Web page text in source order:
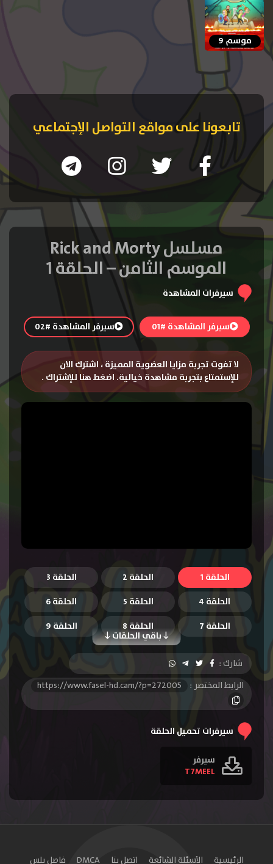
موسم 9
تابعونا على مواقع التواصل الإجتماعي
مسلسل Rick and Morty
الموسم الثامن – الحلقة 1
سيرفرات المشاهدة
سيرفر المشاهدة #01 سيرفر المشاهدة #02
لا تفوت تجربة مزايا العضوية المميزة ، اشترك الان
للإستمتاع بتجربة مشاهدة خيالية. اضغط هنا للإشتراك .
الحلقة 1 الحلقة 2
الحلقة 3
الحلقة 4
الحلقة 5 الحلقة 6
باقي الحلقات
الحلقة 7 الحلقة 8
الحلقة 9
الحلقة 10
شارك :
الرابط المختصر :
https://www.fasel-hd.cam/?p=272005
سيرفرات تحميل الحلقة
سيرفر
T7MEEL
الرئيسية الأسئلة الشائعة اتصل بنا DMCA فاصل بلس